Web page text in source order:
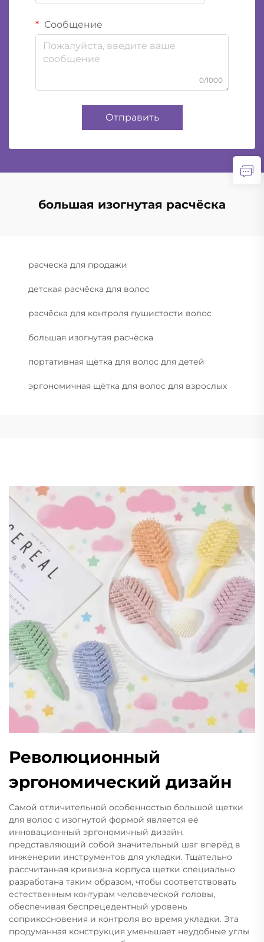
Сообщение
0/1000
Отправить
большая изогнутая расчёска
расческа для продажи
детская расчёска для волос
расчёска для контроля пушистости волос
большая изогнутая расчёска
портативная щётка для волос для детей
эргономичная щётка для волос для взрослых
Революционный
эргономический дизайн
Самой отличительной особенностью большой щетки
для волос с изогнутой формой является её
инновационный эргономичный дизайн,
представляющий собой значительный шаг вперёд в
инженерии инструментов для укладки. Тщательно
рассчитанная кривизна корпуса щетки специально
разработана таким образом, чтобы соответствовать
естественным контурам человеческой головы,
обеспечивая беспрецедентный уровень
соприкосновения и контроля во время укладки. Эта
продуманная конструкция уменьшает неудобные углы